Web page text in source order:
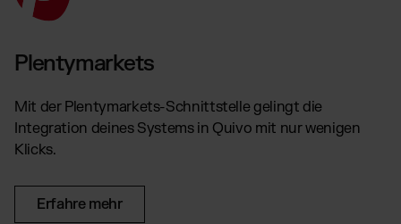
Plentymarkets
Mit der Plentymarkets-Schnittstelle gelingt die
Integration deines Systems in Quivo mit nur wenigen
Klicks.
Erfahre mehr